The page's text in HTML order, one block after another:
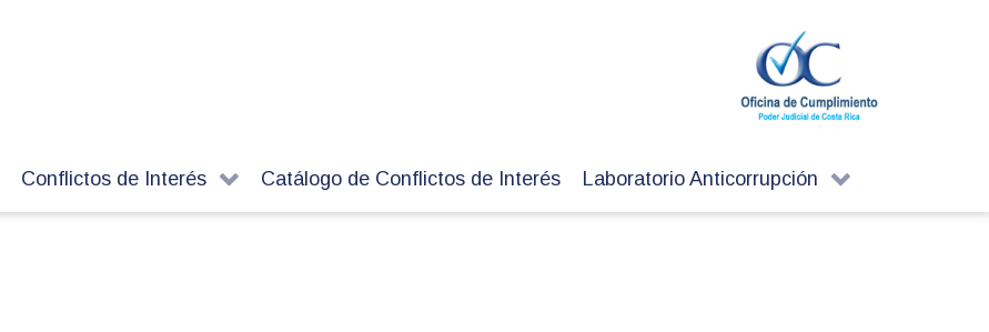
Conflictos de Interés Catálogo de Conflictos de Interés Laboratorio Anticorrupción